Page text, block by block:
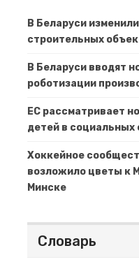
В Беларуси
строительных
В Беларуси вводят
роботизации
ЕС рассматривает
детей в социальных
Хоккейное
возложило цветы к
Минске
Словарь